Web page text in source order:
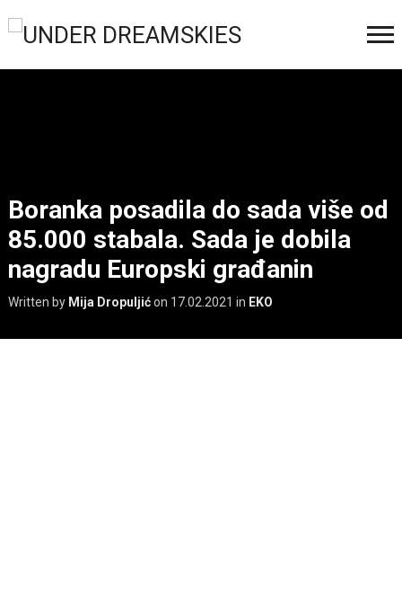
Boranka posadila do sada više od
85.000 stabala. Sada je dobila
nagradu Europski građanin
Written by Mija Dropuljićon 17.02.2021 in EKO